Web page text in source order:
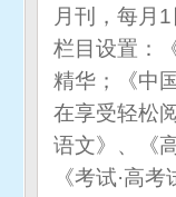
月刊，每月
栏目设置：
精华；《中
在享受轻松
语文》、《
《考试·高